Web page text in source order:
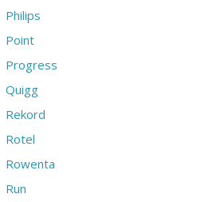
Philips
Point
Progress
Quigg
Rekord
Rotel
Rowenta
Run